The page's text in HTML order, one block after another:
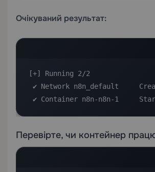
Очікуваний результат:
[+] Running 2/2
✔ Container n8n-n8n-1
Перевірте, чи контейнер